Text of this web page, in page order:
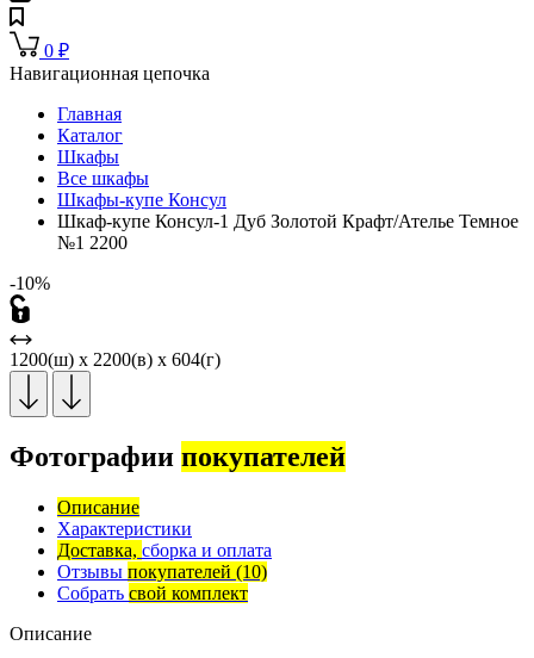
0 ₽
Навигационная цепочка
Главная
Каталог
Шкафы
Все шкафы
Шкафы-купе Консул
Шкаф-купе Консул-1 Дуб Золотой Крафт/Ателье Темное
№1 2200
-10%
1200(ш) x 2200(в) x 604(г)
Фотографии покупателей
Описание
Характеристики
Доставка, сборка и оплата
Отзывы покупателей (10)
Собрать свой комплект
Описание